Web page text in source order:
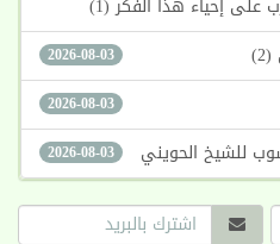
2026-08-03
2026-08-03
2026-08-03 للشيخ الحويني